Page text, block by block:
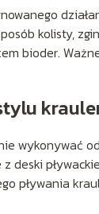
kolisty,
bioder.
wykonywać
deski
pływania